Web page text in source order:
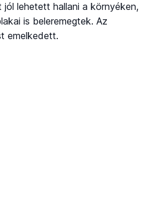
jól lehetett hallani a környéken,
is beleremegtek. Az
emelkedett.